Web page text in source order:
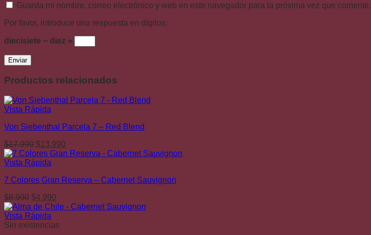
Guarda mi nombre, correo electrónico y web en este navegador para la próxima vez que comente.
Por favor, introduce una respuesta en dígitos:
diecisiete − diez =
Productos relacionados
Vista Rápida
Von Siebenthal Parcela 7 – Red Blend
$17.990 El
precio
original
$17.990.
$13.990
precio
$13.990.
Vista Rápida
7 Colores Gran Reserva – Cabernet Sauvignon
$8.990 El
precio
original
era:
$4.990
precio
es:
Vista Rápida
Sin existencias